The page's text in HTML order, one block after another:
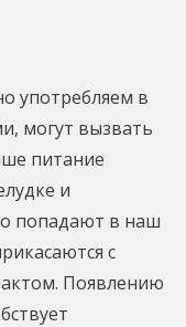
употребляем в
могут вызвать
питание
и
попадают в наш
с
Появлению